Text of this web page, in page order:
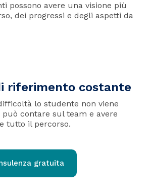
possono avere una visione più
dei progressi e degli aspetti da
riferimento costante
lo studente non viene
può contare sul team e avere
tutto il percorso.
gratuita